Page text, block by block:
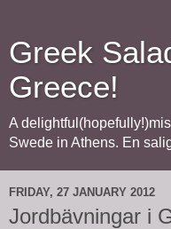
Greek
Greece!
A
Swede in Athens. En
FRIDAY, 27 JANUARY 2012
Jordbävningar i